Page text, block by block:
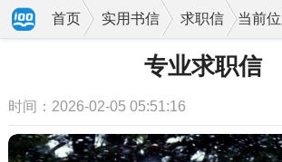
当前位
首页 实用书信 求职信
专业求职信
时间：2026-02-05 05:51:16